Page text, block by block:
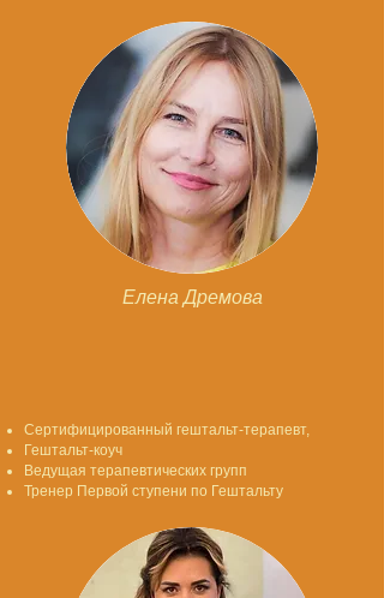
Елена Дремова
Сертифицированный гештальт-терапевт,
Гештальт-коуч
Ведущая терапевтических групп
Тренер Первой ступени по Гештальту